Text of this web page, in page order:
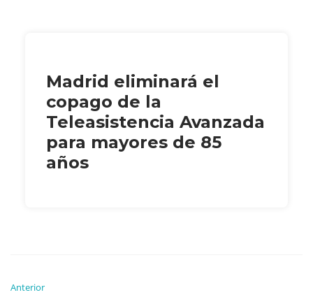
Madrid eliminará el
copago de la
Teleasistencia Avanzada
para mayores de 85
años
Anterior